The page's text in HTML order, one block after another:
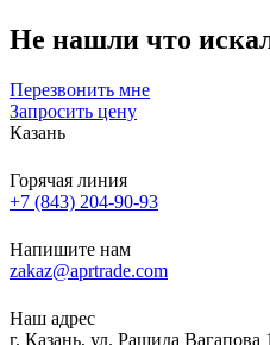
Не нашли что
Перезвонить мне
Запросить цену
Казань
Горячая линия
+7 (843) 204-90-93
Напишите нам
zakaz@aprtrade.com
Наш адрес
г. Казань, ул. Рашида